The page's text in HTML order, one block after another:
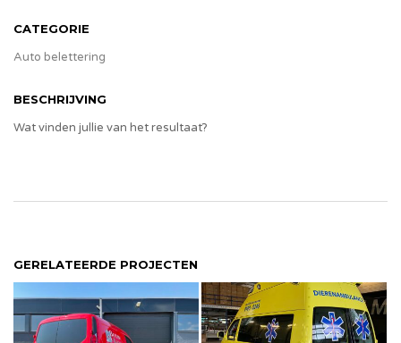
CATEGORIE
Auto belettering
BESCHRIJVING
Wat vinden jullie van het resultaat?
GERELATEERDE PROJECTEN